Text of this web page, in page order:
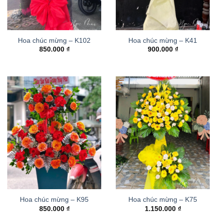
Hoa chúc mừng – K102
850.000 ₫
Hoa chúc mừng – K41
900.000 ₫
Hoa chúc mừng – K95
850.000 ₫
Hoa chúc mừng – K75
1.150.000 ₫